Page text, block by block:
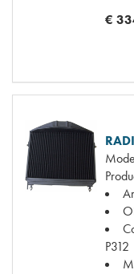
€
P312